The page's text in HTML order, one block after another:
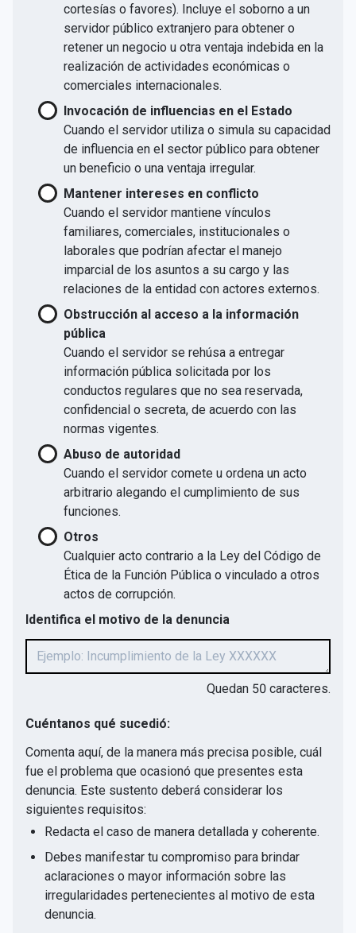
cortesías o favores). Incluye el soborno a un
servidor público extranjero para obtener o
retener un negocio u otra ventaja indebida en la
realización de actividades económicas o
comerciales internacionales.
Invocación de influencias en el Estado
Cuando el servidor utiliza o simula su capacidad
de influencia en el sector público para obtener
un beneficio o una ventaja irregular.
Mantener intereses en conflicto
Cuando el servidor mantiene vínculos
familiares, comerciales, institucionales o
laborales que podrían afectar el manejo
imparcial de los asuntos a su cargo y las
relaciones de la entidad con actores externos.
Obstrucción al acceso a la información
pública
Cuando el servidor se rehúsa a entregar
información pública solicitada por los
conductos regulares que no sea reservada,
confidencial o secreta, de acuerdo con las
normas vigentes.
Abuso de autoridad
Cuando el servidor comete u ordena un acto
arbitrario alegando el cumplimiento de sus
funciones.
Otros
Cualquier acto contrario a la Ley del Código de
Ética de la Función Pública o vinculado a otros
actos de corrupción.
Identifica el motivo de la denuncia
Quedan 50 caracteres.
Cuéntanos qué sucedió:
Comenta aquí, de la manera más precisa posible, cuál
fue el problema que ocasionó que presentes esta
denuncia. Este sustento deberá considerar los
siguientes requisitos:
Redacta el caso de manera detallada y coherente.
Debes manifestar tu compromiso para brindar
aclaraciones o mayor información sobre las
irregularidades pertenecientes al motivo de esta
denuncia.